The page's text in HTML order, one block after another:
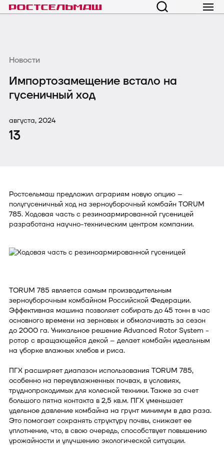
Новости
Импортозамещение встало на
гусеничный ход
августа, 2024
13
Ростсельмаш предложил аграриям новую опцию –
полугусеничный ход на зерноуборочный комбайн TORUM
785. Ходовая часть с резиноармированной гусеницей
разработана научно-техническим центром компании.
TORUM 785 является самым производительным
зерноуборочным комбайном Российской Федерации.
Эффективная машина позволяет собирать до 45 тонн в час
основного времени на зерновых и обмолачивать за сезон
до 2000 га. Уникальное решение Advanced Rotor System -
ротор с вращающейся декой – делает комбайн идеальным
на уборке влажных хлебов и риса.
ПГХ расширяет диапазон использования TORUM 785,
особенно на переувлажненных почвах, в условиях,
труднопроходимых для колесной техники. Также за счет
большого пятна контакта в 2,5 кв.м. ПГХ уменьшает
удельное давление комбайна на грунт минимум в два раза.
Это помогает сохранять структуру почвы, снижает ее
уплотнение, что, в свою очередь, способствует повышению
урожайности и улучшению экологической ситуации.